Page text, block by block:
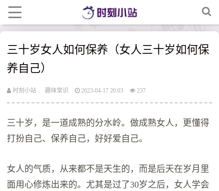
三十岁女人如何保养（女人三十岁如何保
养自己）
时刻小站 趣味常识 2023-04-17 20:03 237
三十岁，是一道成熟的分水岭。做成熟女人，更懂得
打扮自己、保养自己，好好爱自己。
女人的气质，从来都不是天生的，而是后天在岁月里
面用心修炼出来的。尤其是过了30岁之后，女人学会